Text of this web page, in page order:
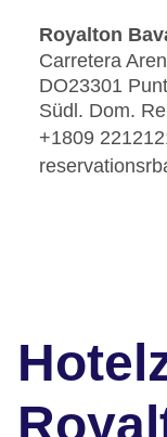
Royalton
Carretera
DO23301
Südl. Dom.
+1809